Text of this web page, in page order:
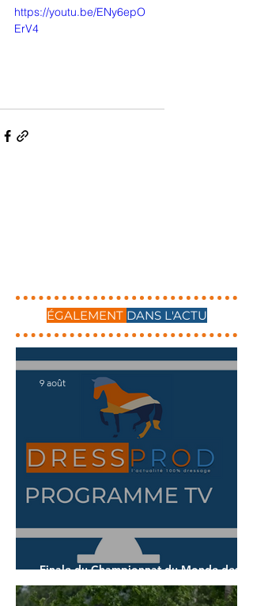
https://youtu.be/ENy6epO
ErV4
ÉGALEMENT DANS L'ACTU
Finale du Championnat du Monde des 7
ans
9 août